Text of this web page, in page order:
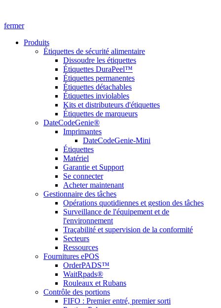
fermer
Produits
Étiquettes de sécurité alimentaire
Dissoudre les étiquettes
Étiquettes DuraPeel™
Étiquettes permanentes
Étiquettes détachables
Étiquettes inviolables
Kits et distributeurs d'étiquettes
Étiquettes de marqueurs
DateCodeGenie®
Imprimantes
DateCodeGenie-Mini
Étiquettes
Matériel
Garantie et Support
Se connecter
Acheter maintenant
Gestionnaire des tâches
Opérations quotidiennes et gestion des tâches
Surveillance de l'équipement et de
l'environnement
Traçabilité et supervision de la conformité
Secteurs
Ressources
Fournitures ePOS
OrderPADS™
WaitRpads®
Rouleaux et Rubans
Contrôle des portions
FIFO : Premier entré, premier sorti